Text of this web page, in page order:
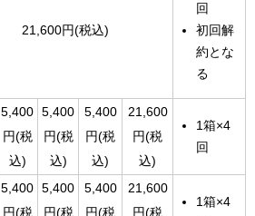
21,600円(税込)
回
初回解
約とな
る
5,400
円(税
込)
5,400
円(税
込)
5,400
円(税
込)
21,600
円(税
込)
1箱×4
回
5,400
円(税
5,400
円(税
5,400
円(税
21,600
円(税
1箱×4